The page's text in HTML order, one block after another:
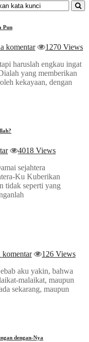
Pun
komentar
1270 Views
haruslah engkau ingat
yang memberikan
kekayaan, dengan
4018 Views
sejahtera
Ku Kuberikan
tidak seperti yang
komentar
126 Views
aku yakin, bahwa
malaikat, maupun
sekarang, maupun
dengan-Nya